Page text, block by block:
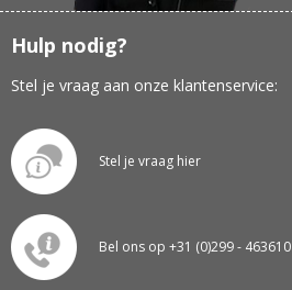
Hulp nodig?
Stel je vraag aan onze klantenservice:
Stel je vraag hier
Bel ons op +31 (0)299 - 463610